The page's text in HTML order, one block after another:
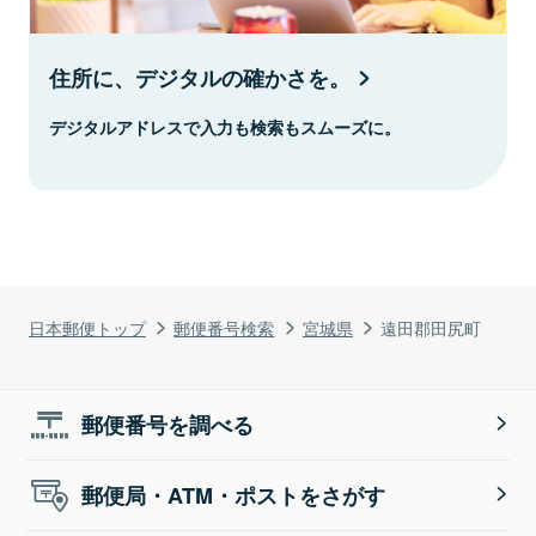
日本郵便トップ 郵便番号検索 宮城県 遠田郡田尻町
住所に、デジタルの確かさを。
デジタルアドレスで入力も検索もスムーズに。
郵便番号を調べる
郵便局・ATM・ポストをさがす